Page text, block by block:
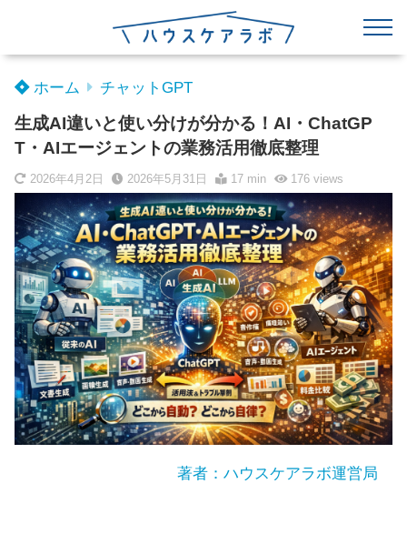
ホーム チャットGPT
生成AI違いと使い分けが分かる！AI・ChatGP
T・AIエージェントの業務活用徹底整理
2026年4月2日 2026年5月31日 17 min 176views
著者：ハウスケアラボ運営局